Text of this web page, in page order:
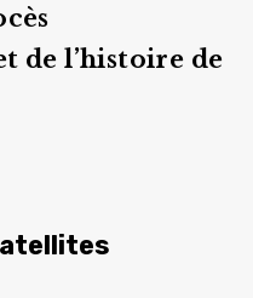
de l’histoire de